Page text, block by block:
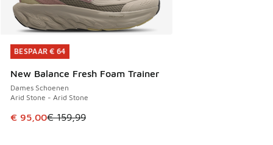
BESPAAR € 64
New Balance Fresh Foam Trainer
Dames Schoenen
Arid Stone - Arid Stone
Dit artikel is in de uitverkoop. Dit artikel is in de
€ 95,00€ 159,99
BESPAAR € 64